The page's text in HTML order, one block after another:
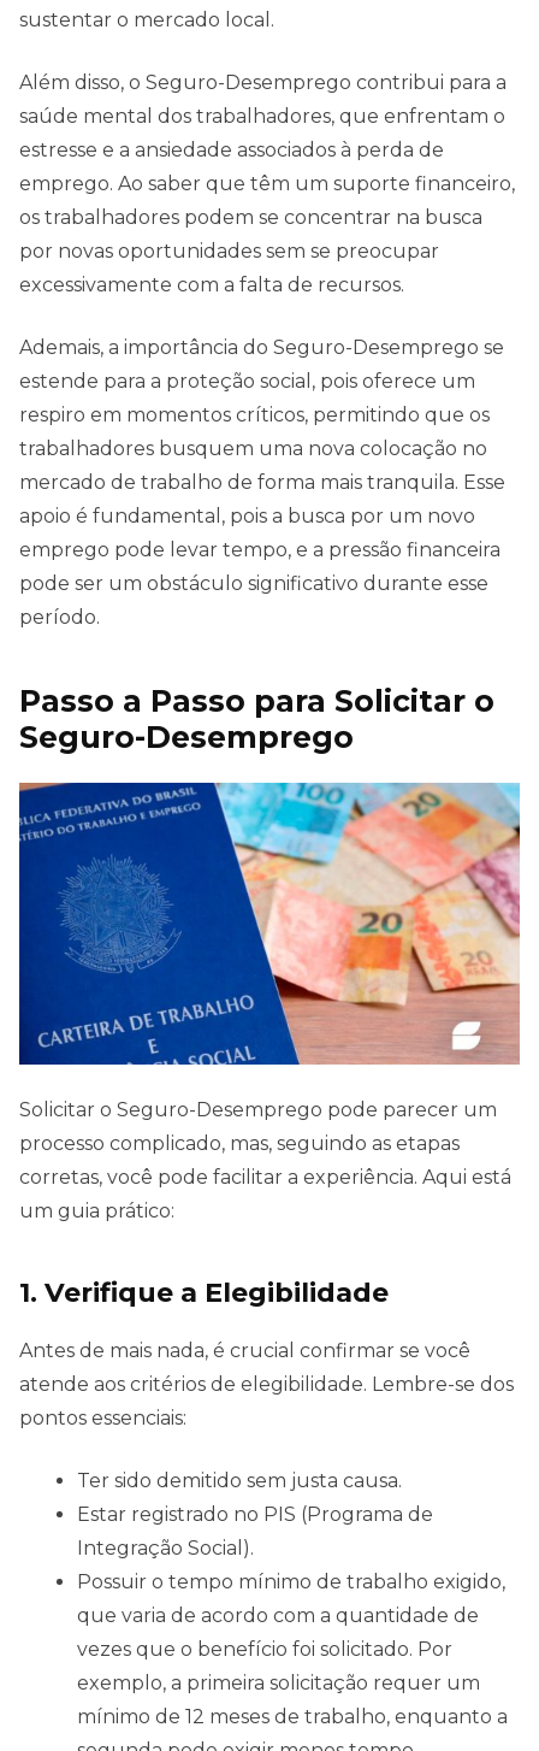
sustentar o mercado local.
Além disso, o Seguro-Desemprego contribui para a
saúde mental dos trabalhadores, que enfrentam o
estresse e a ansiedade associados à perda de
emprego. Ao saber que têm um suporte financeiro,
os trabalhadores podem se concentrar na busca
por novas oportunidades sem se preocupar
excessivamente com a falta de recursos.
Ademais, a importância do Seguro-Desemprego se
estende para a proteção social, pois oferece um
respiro em momentos críticos, permitindo que os
trabalhadores busquem uma nova colocação no
mercado de trabalho de forma mais tranquila. Esse
apoio é fundamental, pois a busca por um novo
emprego pode levar tempo, e a pressão financeira
pode ser um obstáculo significativo durante esse
período.
Passo a Passo para Solicitar o
Seguro-Desemprego
Solicitar o Seguro-Desemprego pode parecer um
processo complicado, mas, seguindo as etapas
corretas, você pode facilitar a experiência. Aqui está
um guia prático:
1. Verifique a Elegibilidade
Antes de mais nada, é crucial confirmar se você
atende aos critérios de elegibilidade. Lembre-se dos
pontos essenciais:
Ter sido demitido sem justa causa.
Estar registrado no PIS (Programa de
Integração Social).
Possuir o tempo mínimo de trabalho exigido,
que varia de acordo com a quantidade de
vezes que o benefício foi solicitado. Por
exemplo, a primeira solicitação requer um
mínimo de 12 meses de trabalho, enquanto a